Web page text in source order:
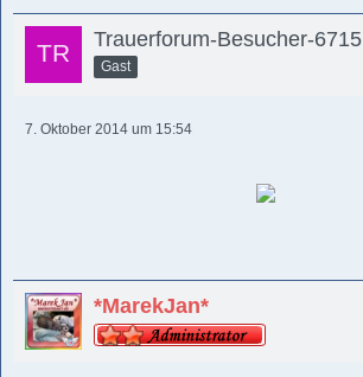
Trauerforum-Besucher-6715
Gast
7. Oktober 2014 um 15:54
*MarekJan*